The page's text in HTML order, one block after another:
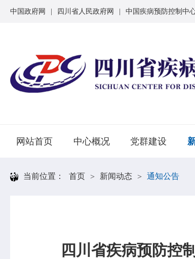
中国政府网 | 四川省人民政府网 | 中国疾病预防控制中
网站首页 中心概况 党群建设
当前位置： 首页 > 新闻动态 > 通知公告
四川省疾病预防控